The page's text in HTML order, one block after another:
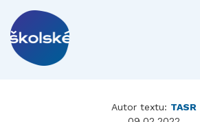
Autor textu: TASR